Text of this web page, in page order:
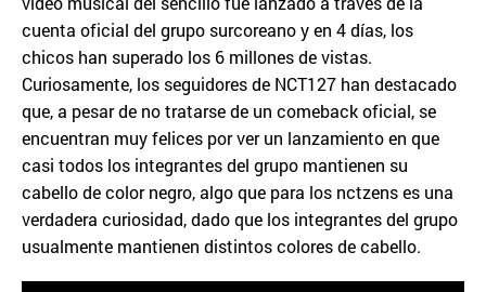
cuenta oficial del grupo surcoreano y en 4 días, los
chicos han superado los 6 millones de vistas.
Curiosamente, los seguidores de NCT127 han destacado
que, a pesar de no tratarse de un comeback oficial, se
encuentran muy felices por ver un lanzamiento en que
casi todos los integrantes del grupo mantienen su
cabello de color negro, algo que para los nctzens es una
verdadera curiosidad, dado que los integrantes del grupo
usualmente mantienen distintos colores de cabello.